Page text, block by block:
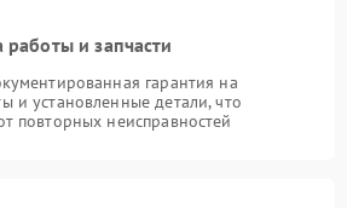
работы и запчасти
гарантия на
и установленные детали, что
повторных неисправностей